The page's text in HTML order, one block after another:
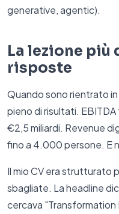
generative, agentic).
La lezione più
risposte
Quando sono rientrato
pieno di risultati.
€2,5 miliardi. Revenue
fino a 4.000 persone. E
Il mio CV era strutturato
sbagliate. La headline
cercava